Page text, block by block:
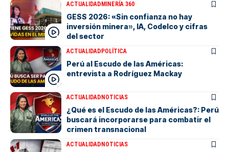
ACTUALIDADMINERÍA 360
GESS 2026: «Sin confianza no hay
inversión minera», IA, Codelco y cifras
del sector
ACTUALIDADPOLÍTICA
Perú al Escudo de las Américas:
entrevista a Rodríguez Mackay
ACTUALIDADNOTICIAS
¿Qué es el Escudo de las Américas?: Perú
buscará incorporarse para combatir el
crimen transnacional
ACTUALIDADNOTICIAS